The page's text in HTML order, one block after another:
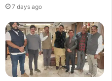
7 days ago